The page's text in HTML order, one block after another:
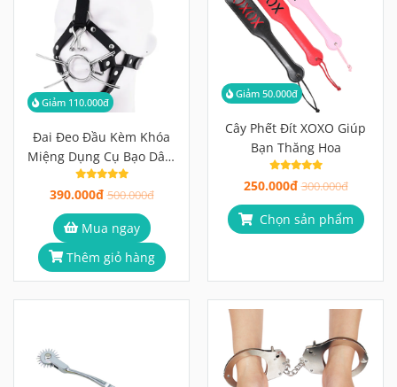
Giảm 110.000đ
Đai Đeo Đầu Kèm Khóa
Miệng Dụng Cụ Bạo Dâm
Tích Hợp 3 Trong 1 Đỉnh
Cao
390.000đ 500.000đ
Mua ngay
Thêm giỏ hàng
Giảm 50.000đ
Cây Phết Đít XOXO Giúp
Bạn Thăng Hoa
250.000đ 300.000đ
Chọn sản phẩm